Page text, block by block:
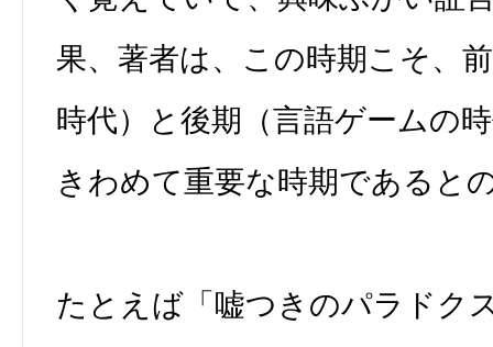
果、著者は、この時期こそ、
時代）と後期（言語ゲームの
きわめて重要な時期であると
たとえば「嘘つきのパラドク